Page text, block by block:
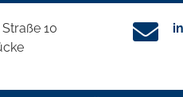
10